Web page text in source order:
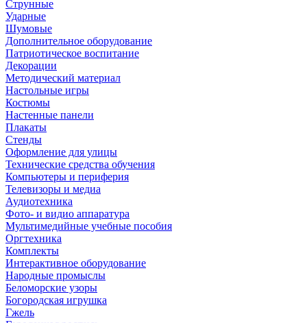
Струнные
Ударные
Шумовые
Дополнительное оборудование
Патриотическое воспитание
Декорации
Методический материал
Настольные игры
Костюмы
Настенные панели
Плакаты
Стенды
Оформление для улицы
Технические средства обучения
Компьютеры и периферия
Телевизоры и медиа
Аудиотехника
Фото- и видио аппаратура
Мультимедийные учебные пособия
Оргтехника
Комплекты
Интерактивное оборудование
Народные промыслы
Беломорские узоры
Богородская игрушка
Гжель